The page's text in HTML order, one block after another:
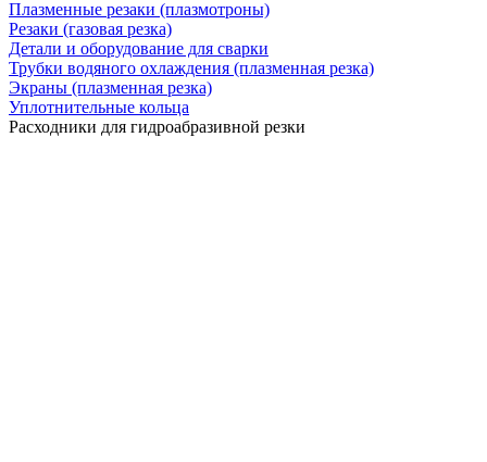
Плазменные резаки (плазмотроны)
Резаки (газовая резка)
Детали и оборудование для сварки
Трубки водяного охлаждения (плазменная резка)
Экраны (плазменная резка)
Уплотнительные кольца
Расходники для гидроабразивной резки